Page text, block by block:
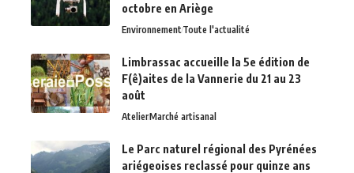
octobre en Ariège
EnvironnementToute l'actualité
Limbrassac accueille la 5e édition de
F(ê)aites de la Vannerie du 21 au 23
août
AtelierMarché artisanal
Le Parc naturel régional des Pyrénées
ariégeoises reclassé pour quinze ans